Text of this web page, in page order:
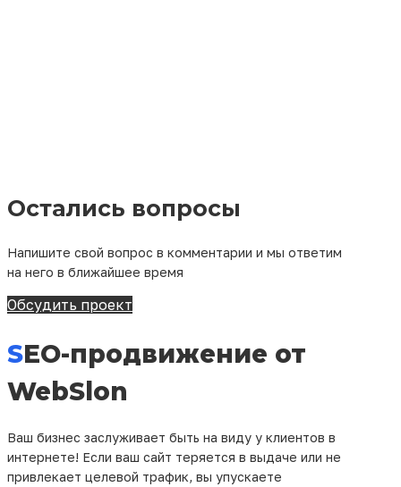
Остались вопросы
Напишите свой вопрос в комментарии и мы ответим
на него в ближайшее время
Обсудить проект
SEO-продвижение от
WebSlon
Ваш бизнес заслуживает быть на виду у клиентов в
интернете! Если ваш сайт теряется в выдаче или не
привлекает целевой трафик, вы упускаете